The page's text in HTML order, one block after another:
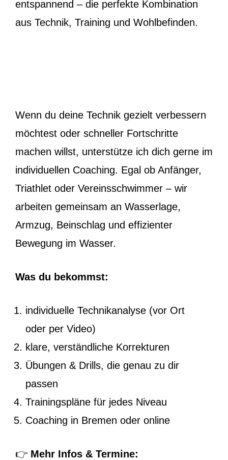
entspannend – die perfekte Kombination
aus Technik, Training und Wohlbefinden.
Wenn du deine Technik gezielt verbessern
möchtest oder schneller Fortschritte
machen willst, unterstütze ich dich gerne im
individuellen Coaching. Egal ob Anfänger,
Triathlet oder Vereinsschwimmer – wir
arbeiten gemeinsam an Wasserlage,
Armzug, Beinschlag und effizienter
Bewegung im Wasser.
Was du bekommst:
individuelle Technik­analyse (vor Ort
oder per Video)
klare, verständliche Korrekturen
Übungen & Drills, die genau zu dir
passen
Trainingspläne für jedes Niveau
Coaching in Bremen oder online
👉 Mehr Infos & Termine: